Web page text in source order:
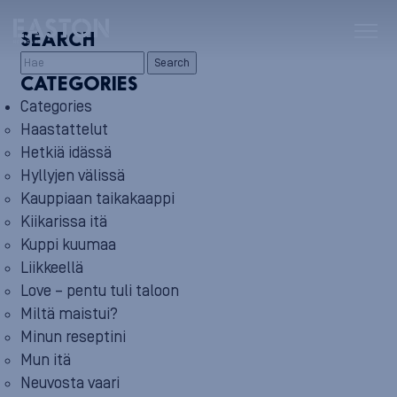
SEARCH
Search
CATEGORIES
Categories
Haastattelut
Hetkiä idässä
Hyllyjen välissä
Kauppiaan taikakaappi
Kiikarissa itä
Kuppi kuumaa
Liikkeellä
Love – pentu tuli taloon
Miltä maistui?
Minun reseptini
Mun itä
Neuvosta vaari